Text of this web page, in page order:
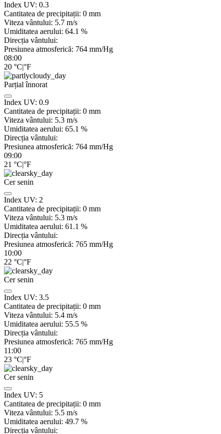
Index UV: 0.3
Cantitatea de precipitații: 0 mm
Viteza vântului: 5.7 m/s
Umiditatea aerului: 64.1 %
Direcția vântului:
Presiunea atmosferică: 764 mm/Hg
08:00
20 °C|°F
Parțial înnorat
Index UV: 0.9
Cantitatea de precipitații: 0 mm
Viteza vântului: 5.3 m/s
Umiditatea aerului: 65.1 %
Direcția vântului:
Presiunea atmosferică: 764 mm/Hg
09:00
21 °C|°F
Cer senin
Index UV: 2
Cantitatea de precipitații: 0 mm
Viteza vântului: 5.3 m/s
Umiditatea aerului: 61.1 %
Direcția vântului:
Presiunea atmosferică: 765 mm/Hg
10:00
22 °C|°F
Cer senin
Index UV: 3.5
Cantitatea de precipitații: 0 mm
Viteza vântului: 5.4 m/s
Umiditatea aerului: 55.5 %
Direcția vântului:
Presiunea atmosferică: 765 mm/Hg
11:00
23 °C|°F
Cer senin
Index UV: 5
Cantitatea de precipitații: 0 mm
Viteza vântului: 5.5 m/s
Umiditatea aerului: 49.7 %
Direcția vântului: